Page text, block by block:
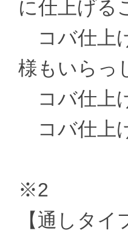
に仕上げる
コバ仕上
様もいらっ
コバ仕上
コバ仕上
※2
【通しタイ